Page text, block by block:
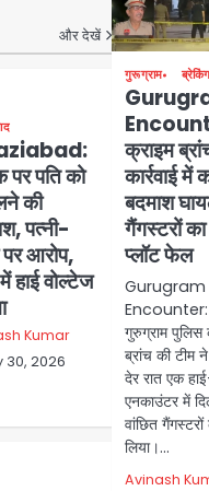
और देखें
पति को
की
पत्नी-
पर आरोप,
हाई वोल्टेज
Kumar
30, 2026
गुरूग्राम
क्राइम
कार्रवाई में
बदमाश
गैंगस्टरों का
प्लॉट फेल
Gurugram
Encounter:
गुरुग्राम पुलिस
ब्रांच की टीम
देर रात एक
एनकाउंटर में
वांछित
लिया।…
Avinash